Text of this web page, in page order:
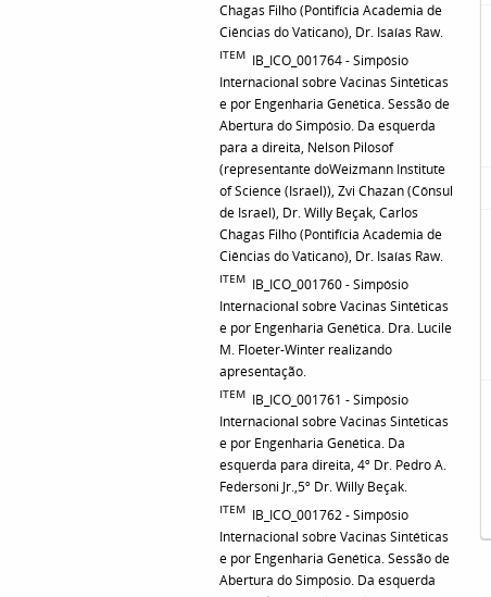
Chagas Filho (Pontifícia Academia de
Ciências do Vaticano), Dr. Isaías Raw.
ITEM IB_ICO_001764 - Simpósio
Internacional sobre Vacinas Sintéticas
e por Engenharia Genética. Sessão de
Abertura do Simpósio. Da esquerda
para a direita, Nelson Pilosof
(representante doWeizmann Institute
of Science (Israel)), Zvi Chazan (Cônsul
de Israel), Dr. Willy Beçak, Carlos
Chagas Filho (Pontifícia Academia de
Ciências do Vaticano), Dr. Isaías Raw.
ITEM IB_ICO_001760 - Simpósio
Internacional sobre Vacinas Sintéticas
e por Engenharia Genética. Dra. Lucile
M. Floeter-Winter realizando
apresentação.
ITEM IB_ICO_001761 - Simpósio
Internacional sobre Vacinas Sintéticas
e por Engenharia Genética. Da
esquerda para direita, 4º Dr. Pedro A.
Federsoni Jr.,5º Dr. Willy Beçak.
ITEM IB_ICO_001762 - Simpósio
Internacional sobre Vacinas Sintéticas
e por Engenharia Genética. Sessão de
Abertura do Simpósio. Da esquerda